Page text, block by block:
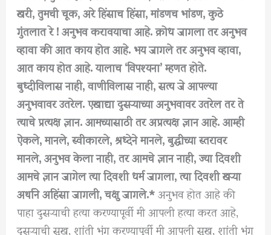
खरी, तुमची चूक, अरे हिंसाच हिंसा, मांडणच भांडण, कुठे
गुंतलात रे ! अनुभव करावयाचा आहे. क्रोध जागला तर अनुभव
व्हावा की आत काय होत आहे. भय जागले तर अनुभव व्हावा,
आत काय होत आहे. यालाच ‘विपश्यना’ म्हणत होते.
बुध्दीविलास नाही, वाणीविलास नाही, सत्य जे आपल्या
अनुभवावर उतरेल. एखाद्या दुसऱ्याच्या अनुभवावर उतरेल तर ते
त्याचे प्रत्यक्ष ज्ञान. आमच्यासाठी तर अप्रत्यक्ष ज्ञान आहे. आम्ही
ऐकले, मानले, स्वीकारले, श्रध्देने मानले, बुद्धीच्या स्तरावर
मानले, अनुभव केला नाही, तर आमचे ज्ञान नाही, ज्या दिवशी
आमचे ज्ञान जागेल त्या दिवशी धर्म जागला, त्या दिवशी खऱ्या
अर्थाने अहिंसा जागली, चक्षु जागले.*अनुभव होत आहे की
पाहा दुसऱ्याची हत्या करण्यापूर्वी मी आपली हत्या करत आहे,